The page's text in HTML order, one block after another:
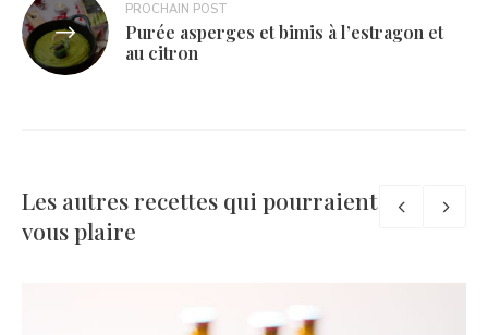
PROCHAIN POST
Purée asperges et bimis à l’estragon et
au citron
Les autres recettes qui pourraient
vous plaire